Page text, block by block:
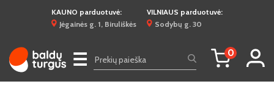
KAUNO parduotuvė:
Jėgainės g. 1, Biruliškės
VILNIAUS parduotuvė:
Sodybų g. 30
☰ 0